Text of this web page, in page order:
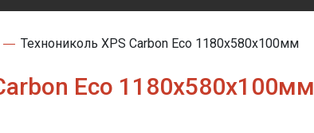
Технониколь XPS Carbon Eco 1180х580х100мм
Eco 1180х580х100мм